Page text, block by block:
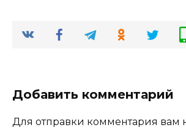
Добавить комментарий
Для отправки комментария вам